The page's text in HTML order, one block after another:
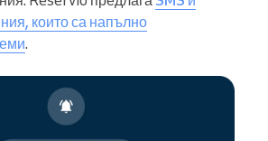
които са напълно
.